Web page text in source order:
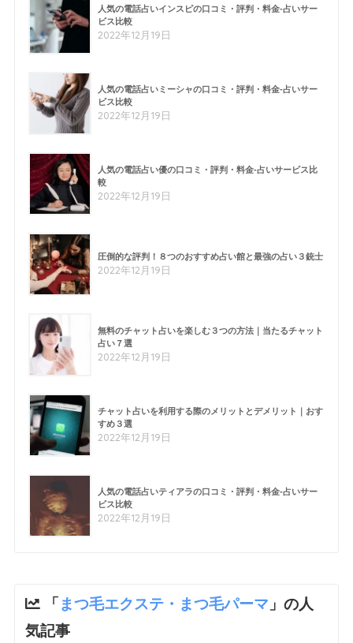
人気の電話占いインスピの口コミ・評判・料金-占いサー
ビス比較
2022年12月19日
人気の電話占いミーシャの口コミ・評判・料金-占いサー
ビス比較
2022年12月19日
人気の電話占い優の口コミ・評判・料金-占いサービス比
較
2022年12月19日
圧倒的な評判！８つのおすすめ占い館と最強の占い３銃士
2022年12月19日
無料のチャット占いを楽しむ３つの方法｜当たるチャット
占い７選
2022年12月19日
チャット占いを利用する際のメリットとデメリット｜おす
すめ３選
2022年12月19日
人気の電話占いティアラの口コミ・評判・料金-占いサー
ビス比較
2022年12月19日
「 まつ毛エクステ・まつ毛パーマ 」の人
気記事